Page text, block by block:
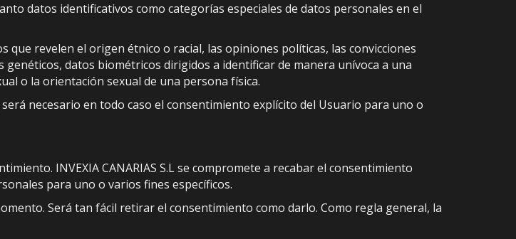
datos identificativos como categorías especiales de datos personales en el
que revelen el origen étnico o racial, las opiniones políticas, las convicciones
datos biométricos dirigidos a identificar de manera unívoca a una
o la orientación sexual de una persona física.
necesario en todo caso el consentimiento explícito del Usuario para uno o
INVEXIA CANARIAS S.L se compromete a recabar el consentimiento
para uno o varios fines específicos.
Será tan fácil retirar el consentimiento como darlo. Como regla general, la